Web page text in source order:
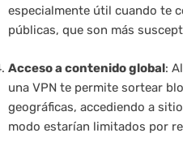
especialmente útil cuando te
públicas, que son más
Acceso a contenido global:
una VPN te permite sortear
geográficas, accediendo a
modo estarían limitados por